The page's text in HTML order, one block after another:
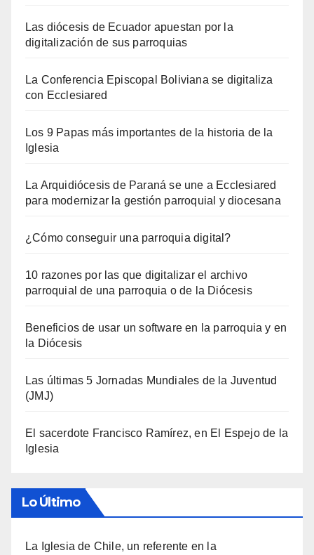
Las diócesis de Ecuador apuestan por la
digitalización de sus parroquias
La Conferencia Episcopal Boliviana se digitaliza
con Ecclesiared
Los 9 Papas más importantes de la historia de la
Iglesia
La Arquidiócesis de Paraná se une a Ecclesiared
para modernizar la gestión parroquial y diocesana
¿Cómo conseguir una parroquia digital?
10 razones por las que digitalizar el archivo
parroquial de una parroquia o de la Diócesis
Beneficios de usar un software en la parroquia y en
la Diócesis
Las últimas 5 Jornadas Mundiales de la Juventud
(JMJ)
El sacerdote Francisco Ramírez, en El Espejo de la
Iglesia
Lo Último
La Iglesia de Chile, un referente en la